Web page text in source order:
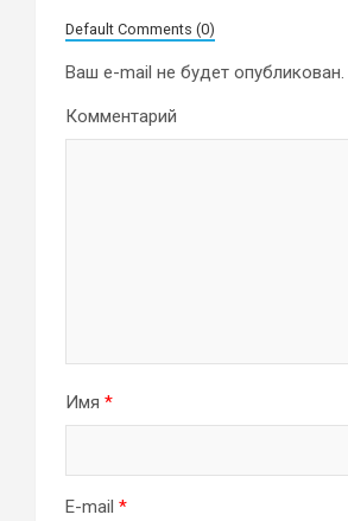
Default Comments (0)
Ваш e-mail не будет опубликован.
Комментарий
Имя *
E-mail *